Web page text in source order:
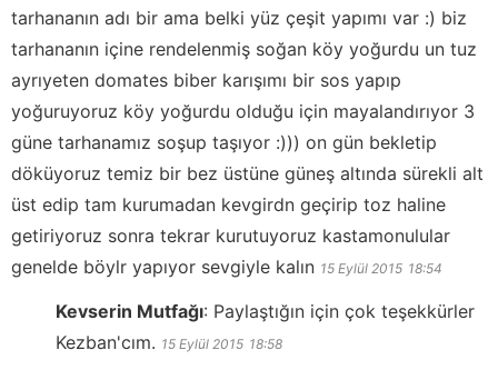
tarhananın adı bir ama belki yüz çeşit yapımı var :) biz
tarhananın içine rendelenmiş soğan köy yoğurdu un tuz
ayrıyeten domates biber karışımı bir sos yapıp
yoğuruyoruz köy yoğurdu olduğu için mayalandırıyor 3
güne tarhanamız soşup taşıyor :))) on gün bekletip
döküyoruz temiz bir bez üstüne güneş altında sürekli alt
üst edip tam kurumadan kevgirdn geçirip toz haline
getiriyoruz sonra tekrar kurutuyoruz kastamonulular
genelde böylr yapıyor sevgiyle kalın 15 Eylül 2015 18:54
Kevserin Mutfağı: Paylaştığın için çok teşekkürler
Kezban'cım. 15 Eylül 2015 18:58